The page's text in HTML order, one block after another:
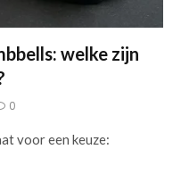
welke zijn
0
voor een keuze: